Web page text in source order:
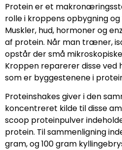
Protein er et
rolle i kroppens opbygning
Muskler, hud, hormoner og
af protein. Når man træner,
opstår der små
Kroppen reparerer disse
som er byggestenene i
Proteinshakes giver i den
koncentreret kilde til disse
scoop proteinpulver
protein. Til sammenligning
gram, og 100 gram